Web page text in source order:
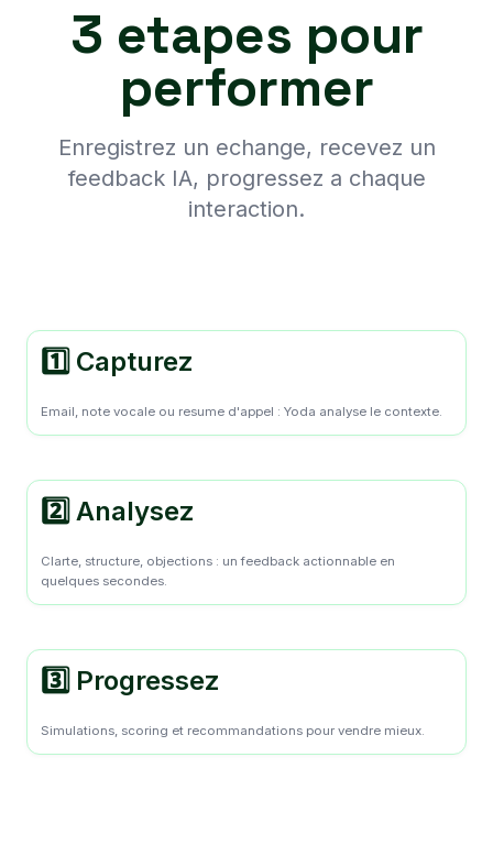
3 etapes pour
performer
Enregistrez un echange, recevez un
feedback IA, progressez a chaque
interaction.
1️⃣ Capturez
Email, note vocale ou resume d'appel : Yoda analyse le contexte.
2️⃣ Analysez
Clarte, structure, objections : un feedback actionnable en
quelques secondes.
3️⃣ Progressez
Simulations, scoring et recommandations pour vendre mieux.